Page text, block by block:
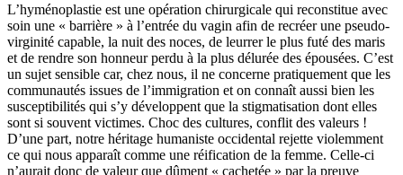
L’hyménoplastie est une opération chirurgicale qui reconstitue avec
soin une « barrière » à l’entrée du vagin afin de recréer une pseudo-
virginité capable, la nuit des noces, de leurrer le plus futé des maris
et de rendre son honneur perdu à la plus délurée des épousées. C’est
un sujet sensible car, chez nous, il ne concerne pratiquement que les
communautés issues de l’immigration et on connaît aussi bien les
susceptibilités qui s’y développent que la stigmatisation dont elles
sont si souvent victimes. Choc des cultures, conflit des valeurs !
D’une part, notre héritage humaniste occidental rejette violemment
ce qui nous apparaît comme une réification de la femme. Celle-ci
n’aurait donc de valeur que dûment « cachetée » par la preuve